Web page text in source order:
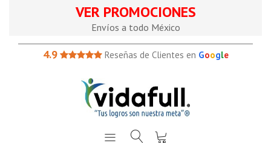
VER PROMOCIONES
Envíos a todo México
4.9 Reseñas de Clientes en Google